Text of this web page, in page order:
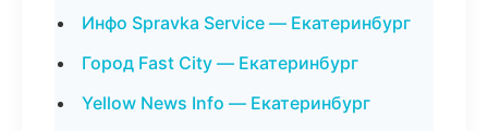
Инфо Spravka Service — Екатеринбург
Город Fast City — Екатеринбург
Yellow News Info — Екатеринбург